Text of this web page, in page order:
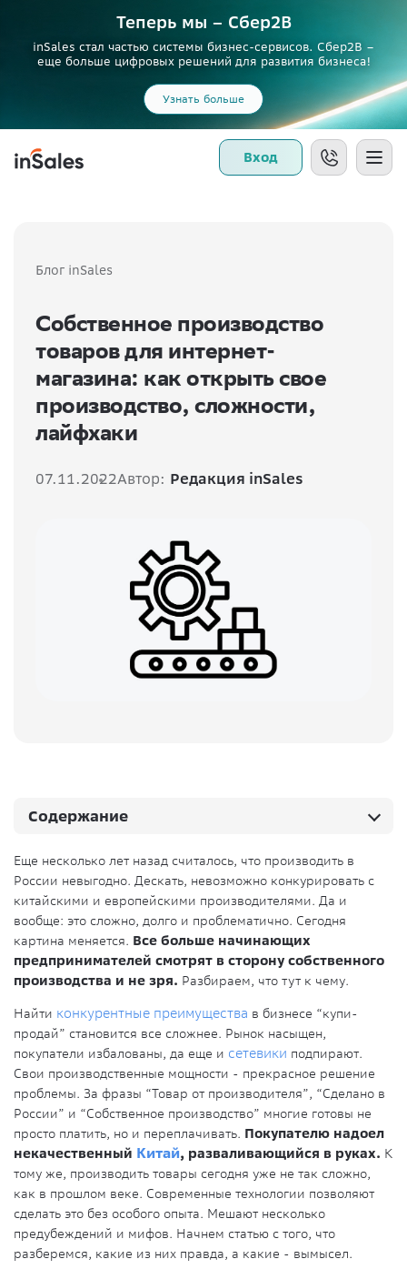
Теперь мы – Сбер2B
inSales стал частью системы бизнес-сервисов. Сбер2В –
еще больше цифровых решений для развития бизнеса!
Узнать больше
Вход
Блог inSales
Собственное производство
товаров для интернет-
магазина: как открыть свое
производство, сложности,
лайфхаки
07.11.2022Автор: Редакция inSales
Еще несколько лет назад считалось, что производить в
России невыгодно. Дескать, невозможно конкурировать с
китайскими и европейскими производителями. Да и
вообще: это сложно, долго и проблематично. Сегодня
картина меняется. Все больше начинающих
предпринимателей смотрят в сторону собственного
производства и не зря. Разбираем, что тут к чему.
Найти конкурентные преимущества в бизнесе “купи-
продай” становится все сложнее. Рынок насыщен,
покупатели избалованы, да еще и сетевики подпирают.
Свои производственные мощности - прекрасное решение
проблемы. За фразы “Товар от производителя”, “Сделано в
России” и “Собственное производство” многие готовы не
просто платить, но и переплачивать. Покупателю надоел
некачественный Китай, разваливающийся в руках. К
тому же, производить товары сегодня уже не так сложно,
как в прошлом веке. Современные технологии позволяют
сделать это без особого опыта. Мешают несколько
предубеждений и мифов. Начнем статью с того, что
разберемся, какие из них правда, а какие - вымысел.
Содержание